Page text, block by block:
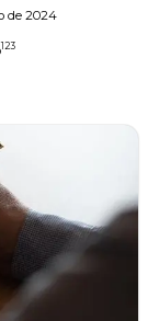
de 2024
123